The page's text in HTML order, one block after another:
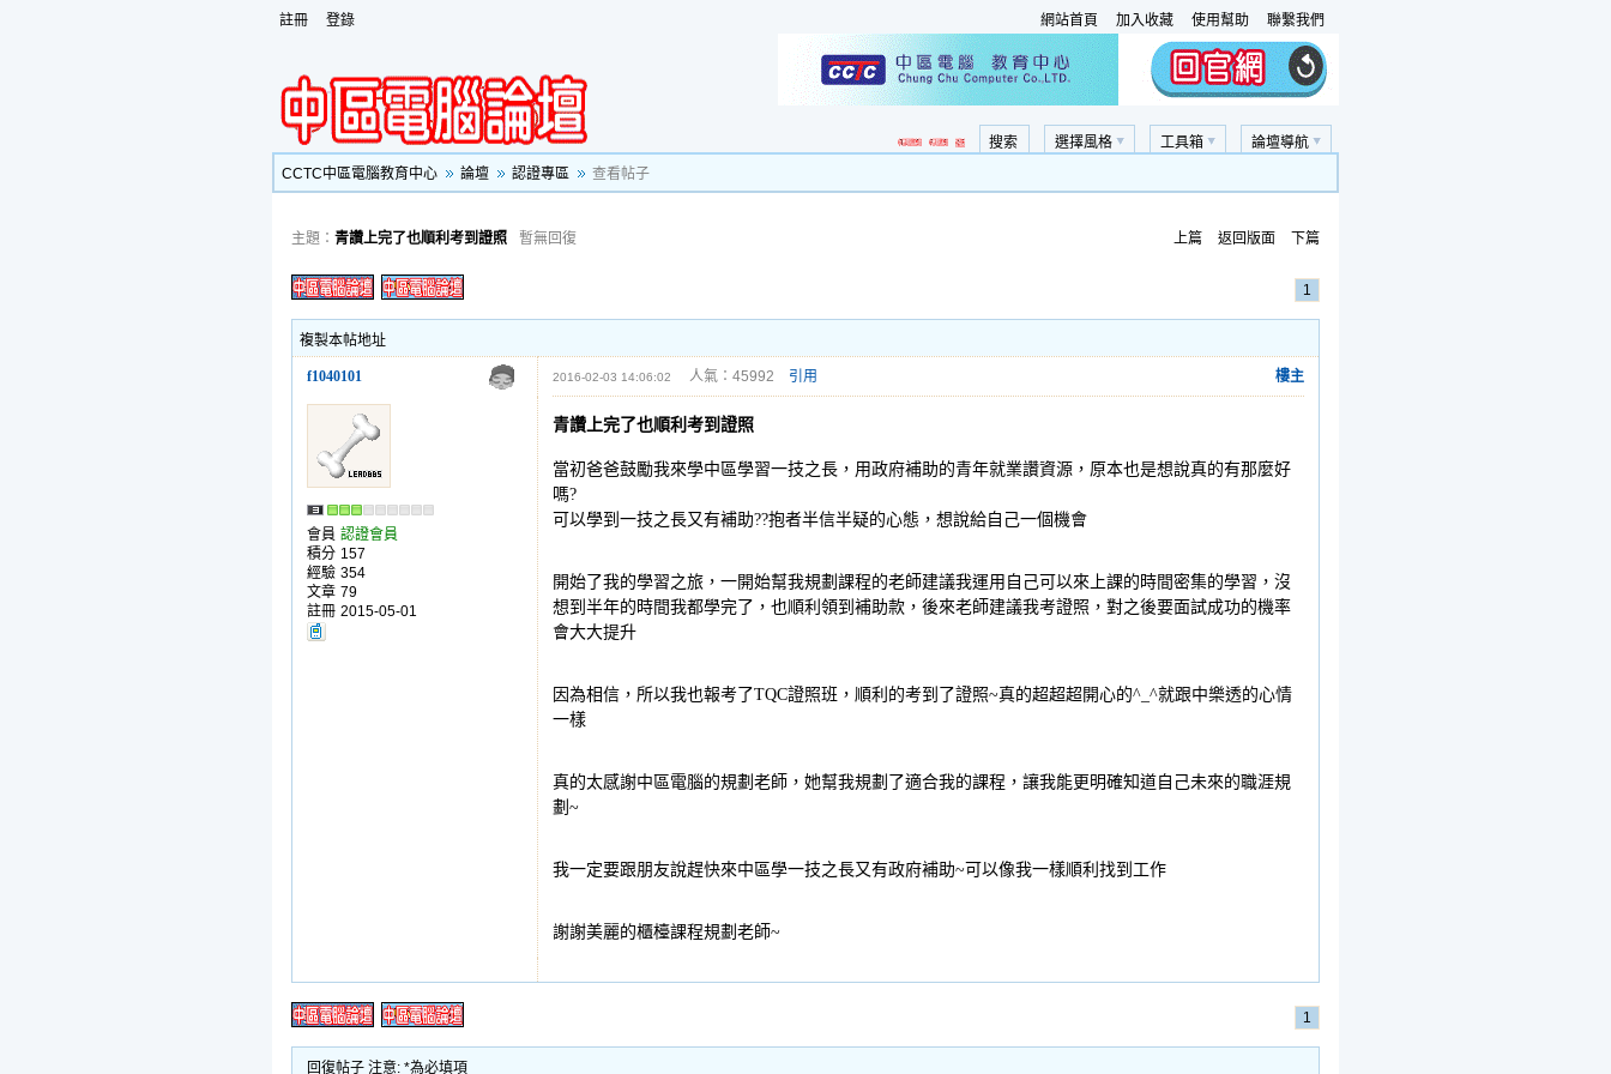
註冊 登錄 網站首頁 加入收藏 使用幫助 聯繫我們
論壇導航
工具箱
選擇風格
搜索
CCTC中區電腦教育中心
論壇 認證專區 查看帖子
主題： 青讚上完了也順利考到證照 暫無回復 上篇 返回版面 下篇
1
複製本帖地址
f1040101 2016-02-03 14:06:02 人氣：45992 引用 樓主
會員 認證會員
積分 157
經驗 354
文章 79
註冊 2015-05-01
青讚上完了也順利考到證照
當初爸爸鼓勵我來學中區學習一技之長，用政府補助的青年就業讚資源，原本也是想說真的有那麼好
嗎?
可以學到一技之長又有補助??抱者半信半疑的心態，想說給自己一個機會
開始了我的學習之旅，一開始幫我規劃課程的老師建議我運用自己可以來上課的時間密集的學習，沒
想到半年的時間我都學完了，也順利領到補助款，後來老師建議我考證照，對之後要面試成功的機率
會大大提升
因為相信，所以我也報考了TQC證照班，順利的考到了證照~真的超超超開心的^_^就跟中樂透的心情
一樣
真的太感謝中區電腦的規劃老師，她幫我規劃了適合我的課程，讓我能更明確知道自己未來的職涯規
劃~
我一定要跟朋友說趕快來中區學一技之長又有政府補助~可以像我一樣順利找到工作
謝謝美麗的櫃檯課程規劃老師~
1
回復帖子 注意: *為必填項